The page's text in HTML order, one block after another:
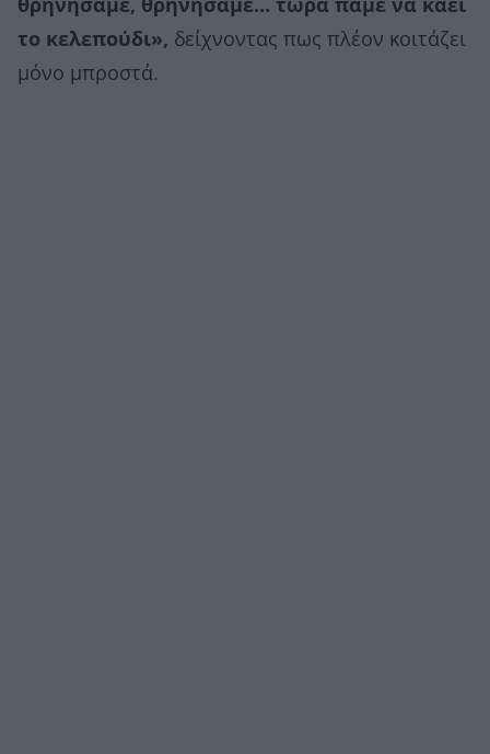
θρηνήσαμε, θρηνήσαμε… τώρα πάμε να καεί
το κελεπούδι», δείχνοντας πως πλέον κοιτάζει
μόνο μπροστά.